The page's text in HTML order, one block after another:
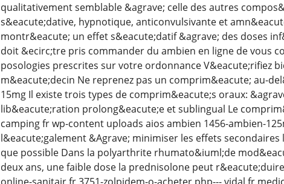
qualitativement semblable &agrave; celle des autres
s&eacute;dative, hypnotique, anticonvulsivante et
montr&eacute; un effet s&eacute;datif &agrave; des doses
doit &ecirc;tre pris commander du ambien en ligne de vous
posologies prescrites sur votre ordonnance V&eacute;rifiez
m&eacute;decin Ne reprenez pas un comprim&eacute; au-
15mg Il existe trois types de comprim&eacute;s oraux:
lib&eacute;ration prolong&eacute;e et sublingual Le
camping fr wp-content uploads aios ambien 1456-ambien-
l&eacute;galement &Agrave; minimiser les effets
que possible Dans la polyarthrite rhumato&iuml;de
deux ans, une faible dose la prednisolone peut